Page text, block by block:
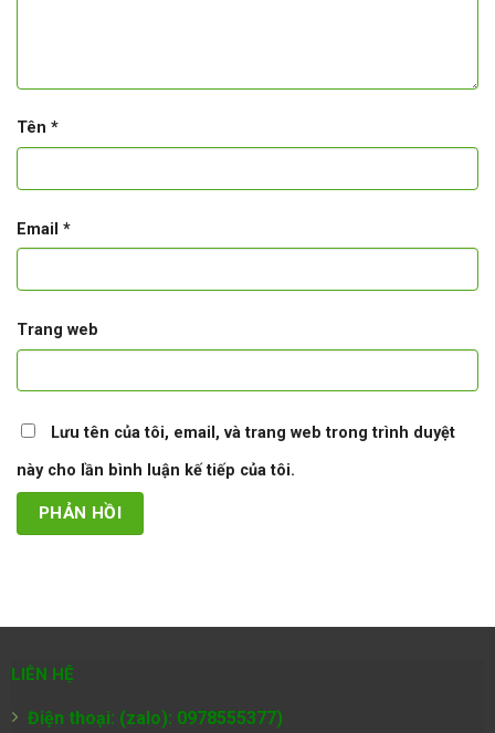
Tên *
Email *
Trang web
Lưu tên của tôi, email, và trang web trong trình duyệt
này cho lần bình luận kế tiếp của tôi.
LIÊN HỆ
Điện thoại: (zalo): 0978555377)